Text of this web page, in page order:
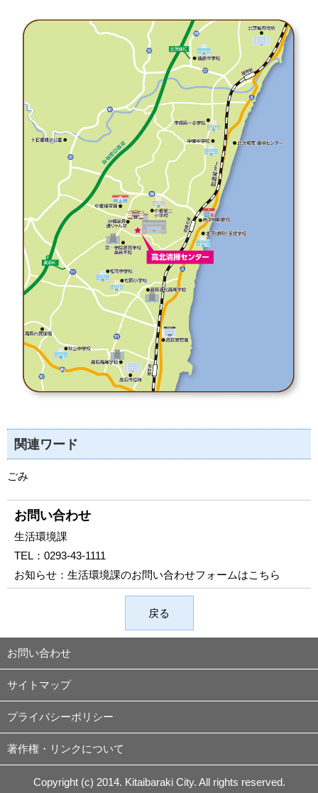
関連ワード
ごみ
お問い合わせ
生活環境課
TEL： 0293-43-1111
お知らせ： 生活環境課のお問い合わせフォームはこちら
戻る
お問い合わせ
サイトマップ
プライバシーポリシー
著作権・リンクについて
Copyright (c) 2014. Kitaibaraki City. All rights reserved.